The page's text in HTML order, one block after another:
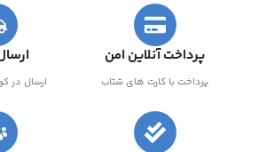
پرداخت آنلاین امن
پرداخت با کارت های شتاب ارسال در